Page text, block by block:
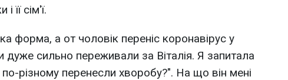
її сім'ї.
форма, а от чоловік переніс коронавірус у
дуже сильно переживали за Віталія. Я запитала
різному перенесли хворобу?". На що він мені